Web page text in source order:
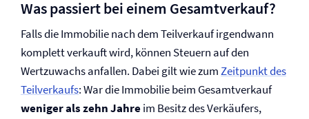
Was passiert bei einem Gesamtverkauf?
Falls die Immobilie nach dem Teilverkauf irgendwann
komplett verkauft wird, können Steuern auf den
Wertzuwachs anfallen. Dabei gilt wie zumZeitpunkt des
Teilverkaufs: War die Immobilie beim Gesamtverkauf
weniger als zehn Jahreim Besitz des Verkäufers,